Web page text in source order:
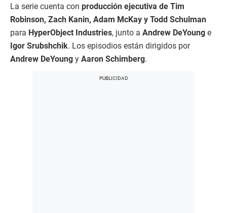
La serie cuenta con producción ejecutiva de Tim
Robinson, Zach Kanin, Adam McKay y Todd Schulman
para HyperObject Industries, junto a Andrew DeYoung e
Igor Srubshchik. Los episodios están dirigidos por
Andrew DeYoung y Aaron Schimberg.